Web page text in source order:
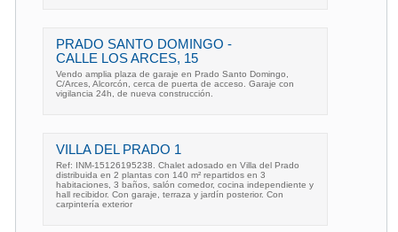
PRADO SANTO DOMINGO -
CALLE LOS ARCES, 15
Vendo amplia plaza de garaje en Prado Santo Domingo,
C/Arces, Alcorcón, cerca de puerta de acceso. Garaje con
vigilancia 24h, de nueva construcción.
VILLA DEL PRADO 1
Ref: INM-15126195238. Chalet adosado en Villa del Prado
distribuida en 2 plantas con 140 m² repartidos en 3
habitaciones, 3 baños, salón comedor, cocina independiente y
hall recibidor. Con garaje, terraza y jardín posterior. Con
carpintería exterior